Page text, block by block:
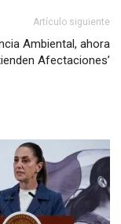
Artículo siguiente
Ambiental, ahora
Afectaciones’